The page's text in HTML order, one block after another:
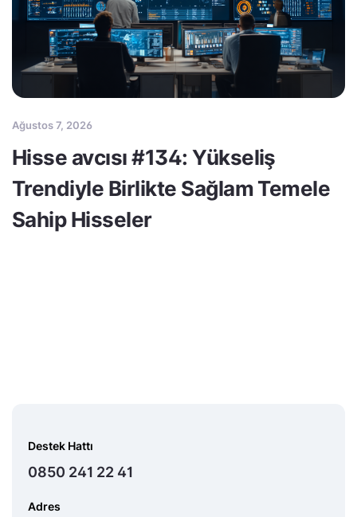
Ağustos 7, 2026
Hisse avcısı #134: Yükseliş
Trendiyle Birlikte Sağlam Temele
Sahip Hisseler
Destek Hattı
0850 241 22 41
Adres